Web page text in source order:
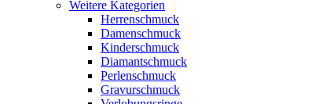
Weitere Kategorien
Herrenschmuck
Damenschmuck
Kinderschmuck
Diamantschmuck
Perlenschmuck
Gravurschmuck